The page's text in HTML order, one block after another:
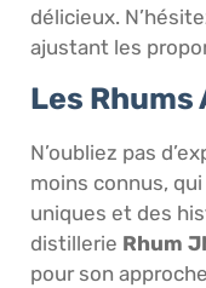
délicieux.
ajustant les
Les
N’oubliez pas
moins connus,
uniques et des
distillerie Rhum
pour son